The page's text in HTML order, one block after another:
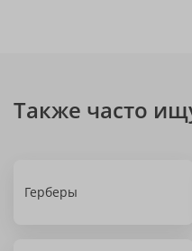
Также часто
Герберы